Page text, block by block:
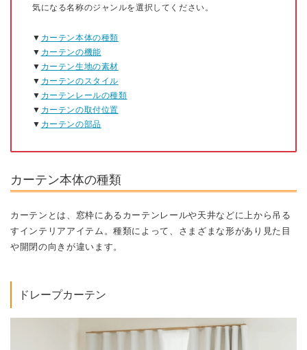
気になる名称のジャンルを選択してください。
▼ カーテン本体の種類
▼ カーテンの機能
▼ カーテン生地の素材
▼ カーテンのスタイル
▼ カーテンレールの種類
▼ カーテンの取付位置
▼ カーテンの部品
カーテン本体の種類
カーテンとは、窓枠にあるカーテンレールや天井などに上から吊る
すインテリアアイテム。種類によって、さまざまな形があり見た目
や開閉の向きが違います。
ドレープカーテン